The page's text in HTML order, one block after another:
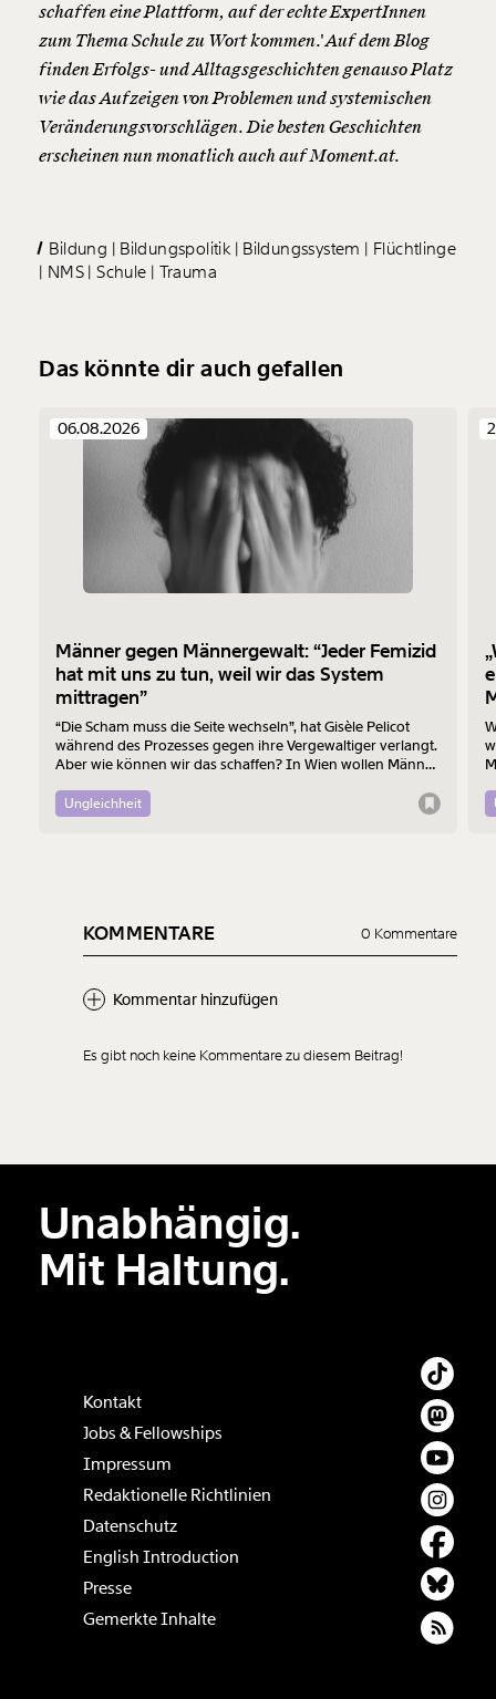
schaffen eine Plattform, auf der echte ExpertInnen
zum Thema Schule zu Wort kommen.' Auf dem Blog
finden Erfolgs- und Alltagsgeschichten genauso Platz
wie das Aufzeigen von Problemen und systemischen
Veränderungsvorschlägen. Die besten Geschichten
erscheinen nun monatlich auch auf Moment.at.
Bildung Bildungspolitik Bildungssystem
Flüchtlinge
NMS Schule Trauma
Das könnte dir auch gefallen
06.08.2026
Männer gegen Männergewalt: “Jeder Femizid
hat mit uns zu tun, weil wir das System
mittragen”
“Die Scham muss die Seite wechseln”, hat Gisèle Pelicot
während des Prozesses gegen ihre Vergewaltiger verlangt.
Aber wie können wir das schaffen? In Wien wollen Männer
Männergewalt den ersten Schritt machen.
Ungleichheit
KOMMENTARE 0 Kommentare
Kommentar hinzufügen
Der Inhalt dieses Feldes wird nicht öffentlich zugänglich angezeigt.
Es gibt noch keine Kommentare zu diesem Beitrag!
Unabhängig.
Mit Haltung.
Kontakt
Jobs & Fellowships
Impressum
Redaktionelle Richtlinien
Datenschutz
English Introduction
Presse
Gemerkte Inhalte